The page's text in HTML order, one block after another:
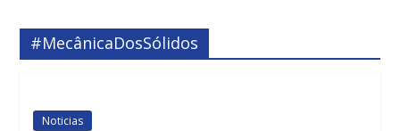
#MecânicaDosSólidos
Noticias